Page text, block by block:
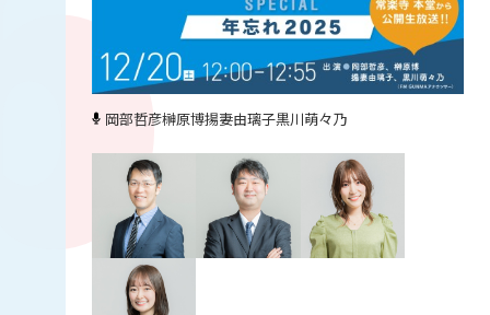
岡部哲彦榊原博揚妻由璃子黒川萌々乃